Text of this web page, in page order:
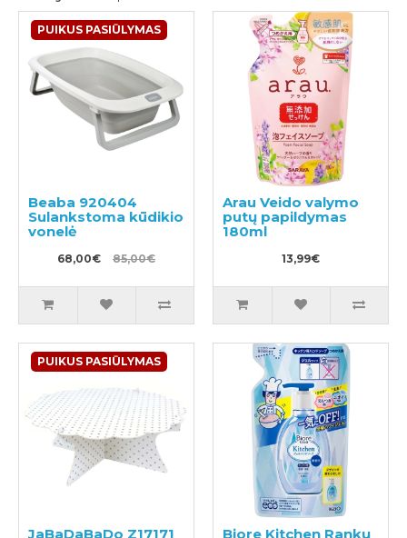
PUIKUS PASIŪLYMAS
Beaba 920404
Sulankstoma kūdikio
vonelė
68,00€ 85,00€
Arau Veido valymo
putų papildymas
180ml
13,99€
PUIKUS PASIŪLYMAS
JaBaDaBaDo Z17171
Biore Kitchen Rankų